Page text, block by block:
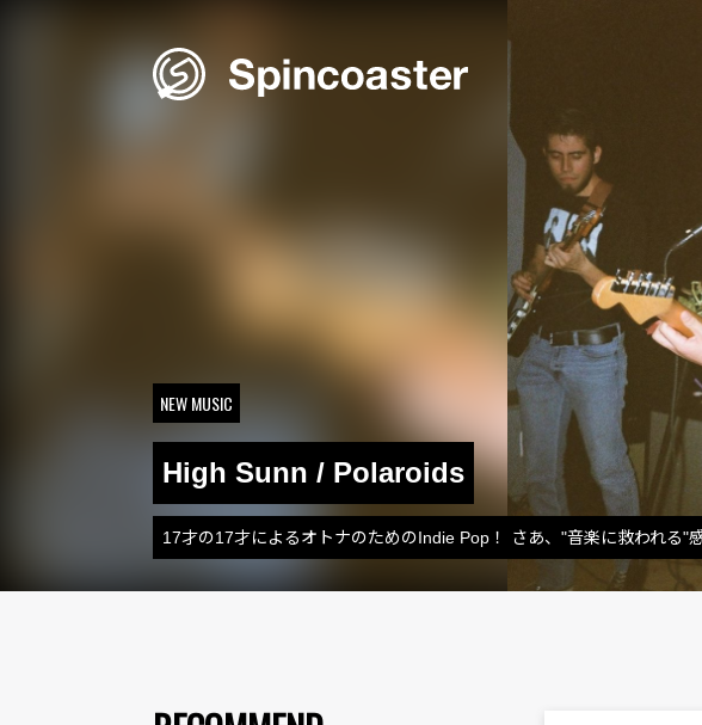
NEW MUSIC
High Sunn / Polaroids
17才の17才によるオトナのためのIndie Pop！ さあ、"音楽に救われる"